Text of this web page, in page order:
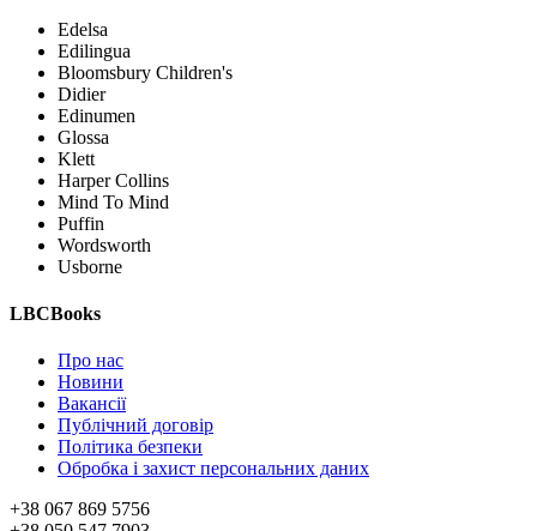
Edelsa
Edilingua
Bloomsbury Children's
Didier
Edinumen
Glossa
Klett
Harper Collins
Mind To Mind
Puffin
Wordsworth
Usborne
LBCBooks
Про нас
Новини
Вакансії
Публічний договір
Політика безпеки
Обробка і захист персональних даних
+38 067 869 5756